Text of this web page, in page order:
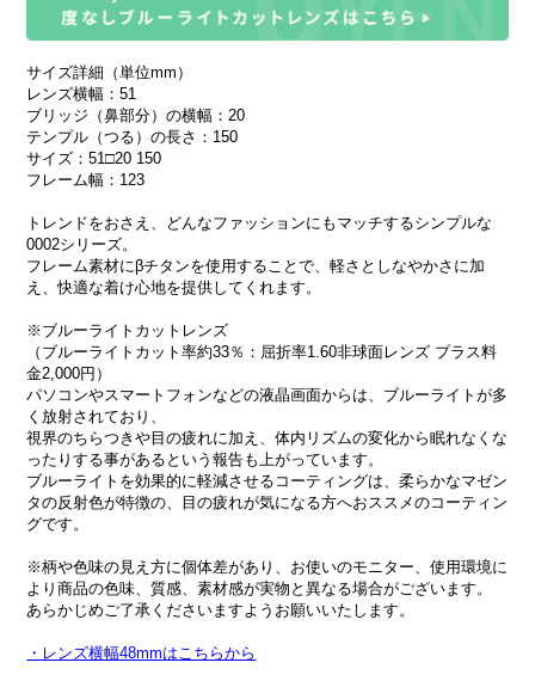
サイズ詳細（単位mm）
レンズ横幅：51
ブリッジ（鼻部分）の横幅：20
テンプル（つる）の長さ：150
サイズ：51□20 150
フレーム幅：123
トレンドをおさえ、どんなファッションにもマッチするシンプルな
0002シリーズ。
フレーム素材にβチタンを使用することで、軽さとしなやかさに加
え、快適な着け心地を提供してくれます。
※ブルーライトカットレンズ
（ブルーライトカット率約33％：屈折率1.60非球面レンズ プラス料
金2,000円）
パソコンやスマートフォンなどの液晶画面からは、ブルーライトが多
く放射されており、
視界のちらつきや目の疲れに加え、体内リズムの変化から眠れなくな
ったりする事があるという報告も上がっています。
ブルーライトを効果的に軽減させるコーティングは、柔らかなマゼン
タの反射色が特徴の、目の疲れが気になる方へおススメのコーティン
グです。
※柄や色味の見え方に個体差があり、お使いのモニター、使用環境に
より商品の色味、質感、素材感が実物と異なる場合がございます。
あらかじめご了承くださいますようお願いいたします。
・レンズ横幅48mmはこちらから